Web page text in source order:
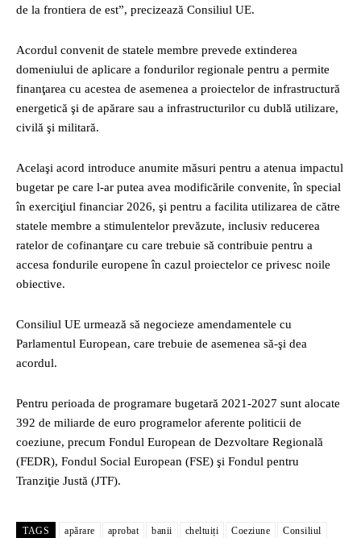
de la frontiera de est”, precizează Consiliul UE.
Acordul convenit de statele membre prevede extinderea
domeniului de aplicare a fondurilor regionale pentru a permite
finanţarea cu acestea de asemenea a proiectelor de infrastructură
energetică şi de apărare sau a infrastructurilor cu dublă utilizare,
civilă şi militară.
Acelaşi acord introduce anumite măsuri pentru a atenua impactul
bugetar pe care l-ar putea avea modificările convenite, în special
în exerciţiul financiar 2026, şi pentru a facilita utilizarea de către
statele membre a stimulentelor prevăzute, inclusiv reducerea
ratelor de cofinanţare cu care trebuie să contribuie pentru a
accesa fondurile europene în cazul proiectelor ce privesc noile
obiective.
Consiliul UE urmează să negocieze amendamentele cu
Parlamentul European, care trebuie de asemenea să-şi dea
acordul.
Pentru perioada de programare bugetară 2021-2027 sunt alocate
392 de miliarde de euro programelor aferente politicii de
coeziune, precum Fondul European de Dezvoltare Regională
(FEDR), Fondul Social European (FSE) şi Fondul pentru
Tranziţie Justă (JTF).
TAGS apărare aprobat banii cheltuiți Coeziune
Consiliul